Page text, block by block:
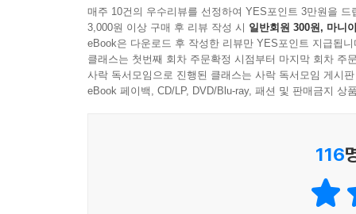
사회적인 파장은 더더욱 컸다. 그 후로 버지니아
정도로 영향이 컸다. 사건 당시 가해자들의 나이
펴냈다.
이 책은 몇 문장으로 요약하기 어려울 정도로 종
이해하고 설명하고 또 예방하기 위해 최선을 다
매주 10건의 우수리뷰를 선정하여 YES포인트 3만원을 드
3,000원 이상 구매 후 리뷰 작성 시 일반회원 300원, 마니
eBook은 다운로드 후 작성한 리뷰만 YES포인트 지급됩니
클래스는 첫번째 회차 주문확정 시점부터 마지막 회차 주
사락 독서모임으로 진행된 클래스는 사락 독서모임 게시
eBook 페이백, CD/LP, DVD/Blu-ray, 패션 및 판매금지 상
116